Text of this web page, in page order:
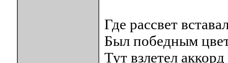
Где рассвет
Был победным
Тут взлетел